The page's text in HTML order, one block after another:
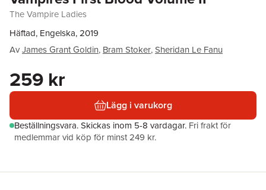
The Vampire Ladies
Häftad, Engelska, 2019
AvJames Grant Goldin, Bram Stoker,Sheridan Le Fanu
259 kr
Lägg i varukorg
Beställningsvara.Skickas inom 5-8 vardagar. Fri frakt för
medlemmar vid köp för minst 249 kr.